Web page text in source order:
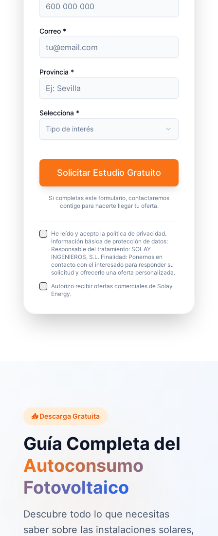
Correo *
Provincia *
Selecciona *
Tipo de interés
Solicitar Estudio Gratuito
Si completas este formulario, contactaremos
contigo para hacerte llegar tu oferta.
He leído y acepto la política de privacidad.
Información básica de protección de datos:
Responsable del tratamiento: SOLAY
INGENIEROS, S.L. Finalidad: Ponernos en
contacto con el interesado para responder su
solicitud y ofrecerle una oferta personalizada.
Autorizo recibir ofertas comerciales de Solay
Energy.
📥 Descarga Gratuita
Guía Completa del
Autoconsumo
Fotovoltaico
Descubre todo lo que necesitas
saber sobre las instalaciones solares,